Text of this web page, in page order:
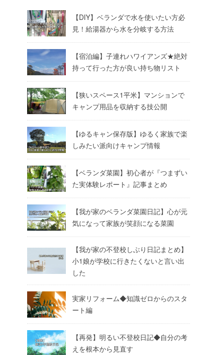
【DIY】ベランダで水を使いたい方必
見！給湯器から水を分岐する方法
【宿泊編】子連れハワイアンズ★絶対
持って行った方が良い持ち物リスト
【狭いスペース1平米】マンションで
キャンプ用品を収納する技公開
【ゆるキャン保存版】ゆるく家族で楽
しみたい派向けキャンプ情報
【ベランダ菜園】初心者が『つまずい
た実体験レポート』記事まとめ
【我が家のベランダ菜園日記】心が元
気になって家族が笑顔になる菜園
【我が家の不登校しぶり日記まとめ】
小1娘が学校に行きたくないと言い出
した
実家リフォーム◆知識ゼロからのスタ
ート編
【再発】明るい不登校日記◆自分の考
えを根本から見直す